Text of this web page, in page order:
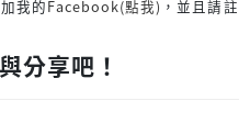
我的Facebook(點我) ，並且請註
分享吧！